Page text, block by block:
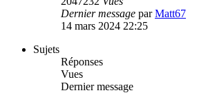
Dernier message parMatt67
14 mars 2024 22:25
Sujets
Réponses
Vues
Dernier message